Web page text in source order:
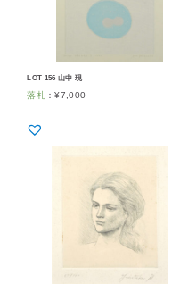
LOT 156 山中 現
落札 ：¥7,000